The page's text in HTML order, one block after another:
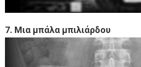
7. Μια μπάλα μπιλιάρδου